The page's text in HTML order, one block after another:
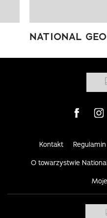
NATIONAL
Visit us on
Kontakt Regulamin
O towarzystwie